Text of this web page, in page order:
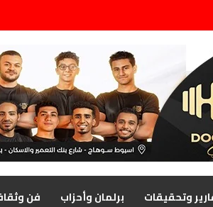
وتحقيقات برلمان وأحزاب فن